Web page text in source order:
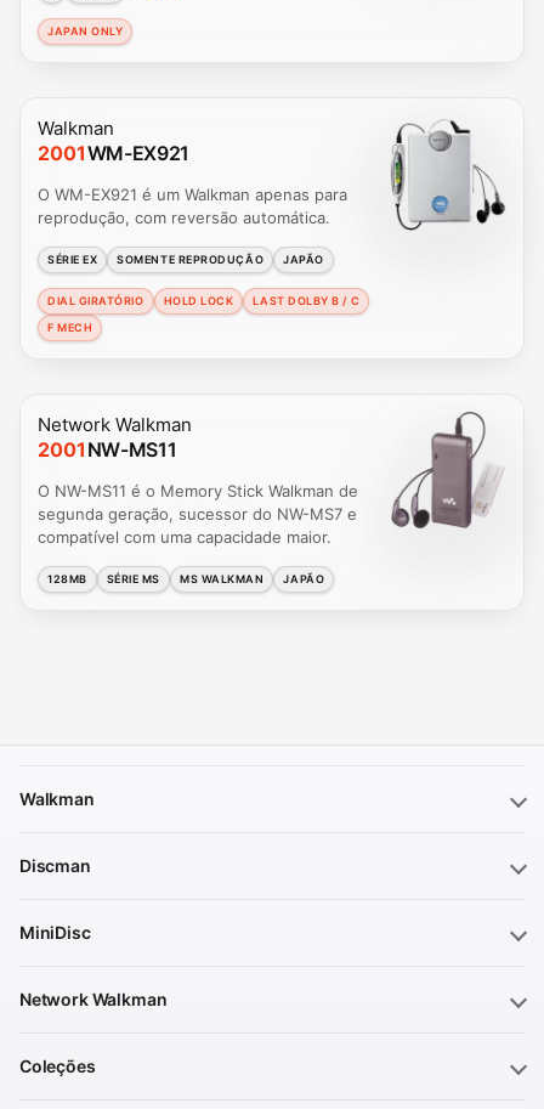
JAPAN ONLY
Walkman
2001WM-EX921
O WM-EX921 é um Walkman apenas para
reprodução, com reversão automática.
SÉRIE EX SOMENTE REPRODUÇÃO JAPÃO
DIAL GIRATÓRIO HOLD LOCK
LAST DOLBY B / C
F MECH
Network Walkman
2001 NW-MS11
O NW-MS11 é o Memory Stick Walkman de
segunda geração, sucessor do NW-MS7 e
compatível com uma capacidade maior.
128MB SÉRIE MS MS WALKMAN JAPÃO
Walkman
Discman
MiniDisc
Network Walkman
Coleções